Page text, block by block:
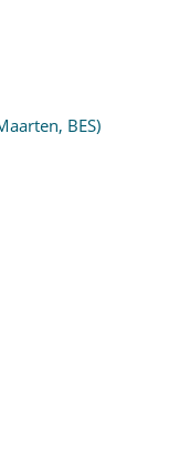
BES)